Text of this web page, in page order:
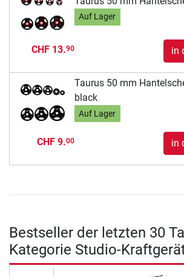
Auf Lager
CHF 13.90 in
Taurus 50 mm
black
Auf Lager
CHF 9.00 in
Bestseller der letzten 30
Kategorie Studio-